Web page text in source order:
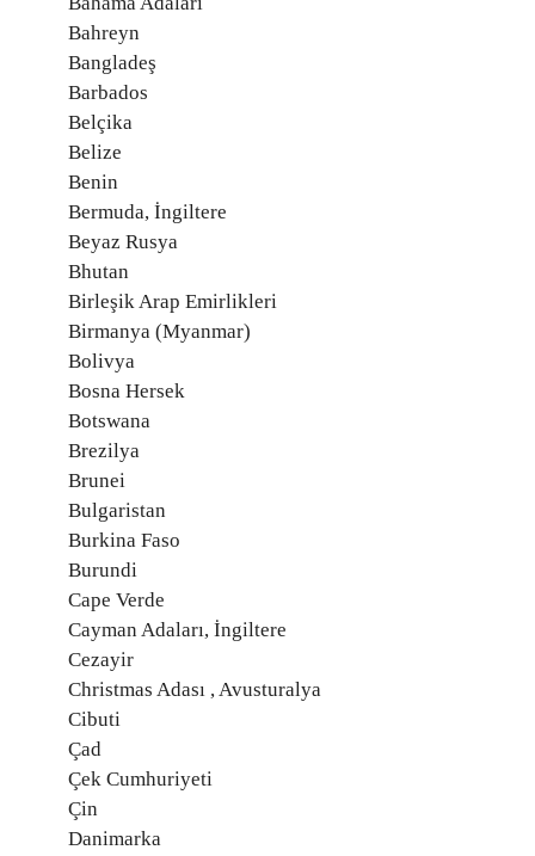
Bahreyn
Bangladeş
Barbados
Belçika
Belize
Benin
Bermuda, İngiltere
Beyaz Rusya
Bhutan
Birleşik Arap Emirlikleri
Birmanya (Myanmar)
Bolivya
Bosna Hersek
Botswana
Brezilya
Brunei
Bulgaristan
Burkina Faso
Burundi
Cape Verde
Cayman Adaları, İngiltere
Cezayir
Christmas Adası , Avusturalya
Cibuti
Çad
Çek Cumhuriyeti
Çin
Danimarka